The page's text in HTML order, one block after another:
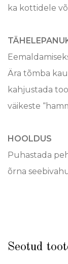
ka kottidele
Ära tõmba
kahjustada
väikeste
HOOLDUS
Puhastada
õrna
Seotud